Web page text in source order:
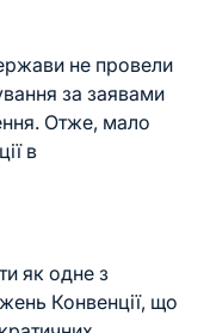
не провели
за заявами
Отже, мало
в
як одне з
Конвенції, що